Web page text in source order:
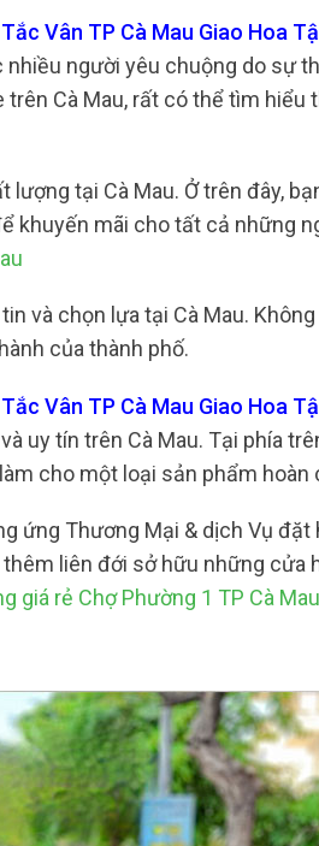
Vân TP Cà Mau Giao Hoa
người yêu chuộng do sự
Cà Mau, rất có thể tìm
tại Cà Mau. Ở trên đây,
khuyến mãi cho tất cả những
và chọn lựa tại Cà Mau.
của thành phố.
Vân TP Cà Mau Giao Hoa
uy tín trên Cà Mau. Tại phía
cho một loại sản phẩm hoàn
ứng Thương Mại & dịch Vụ
liên đới sở hữu những cửa
giá rẻ Chợ Phường 1 TP Cà Mau